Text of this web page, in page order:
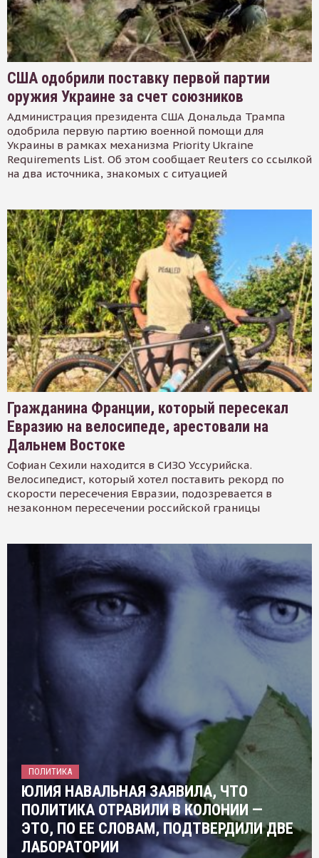
США одобрили поставку первой партии
оружия Украине за счет союзников
Администрация президента США Дональда Трампа
одобрила первую партию военной помощи для
Украины в рамках механизма Priority Ukraine
Requirements List. Об этом сообщает Reuters со ссылкой
на два источника, знакомых с ситуацией
Гражданина Франции, который пересекал
Евразию на велосипеде, арестовали на
Дальнем Востоке
Софиан Сехили находится в СИЗО Уссурийска.
Велосипедист, который хотел поставить рекорд по
скорости пересечения Евразии, подозревается в
незаконном пересечении российской границы
ПОЛИТИКА
ЮЛИЯ НАВАЛЬНАЯ ЗАЯВИЛА, ЧТО
ПОЛИТИКА ОТРАВИЛИ В КОЛОНИИ —
ЭТО, ПО ЕЕ СЛОВАМ, ПОДТВЕРДИЛИ ДВЕ
ЛАБОРАТОРИИ